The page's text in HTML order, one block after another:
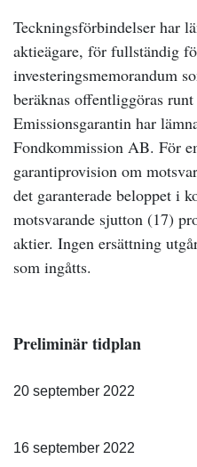
Teckningsförbindelser har
aktieägare, för fullständig
investeringsmemorandum
beräknas offentliggöras
Emissionsgarantin har
Fondkommission AB. För
garantiprovision om
det garanterade beloppet i
motsvarande sjutton (17)
aktier. Ingen ersättning
som ingåtts.
Preliminär tidplan
20 september 2022
16 september 2022